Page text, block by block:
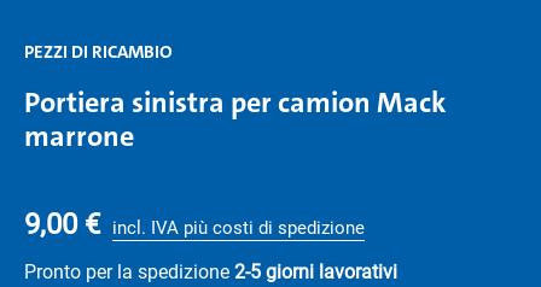
PEZZI DI RICAMBIO
Portiera sinistra per camion Mack
marrone
9,00 € incl. IVA più costi di spedizione
Pronto per la spedizione 2-5 giorni lavorativi